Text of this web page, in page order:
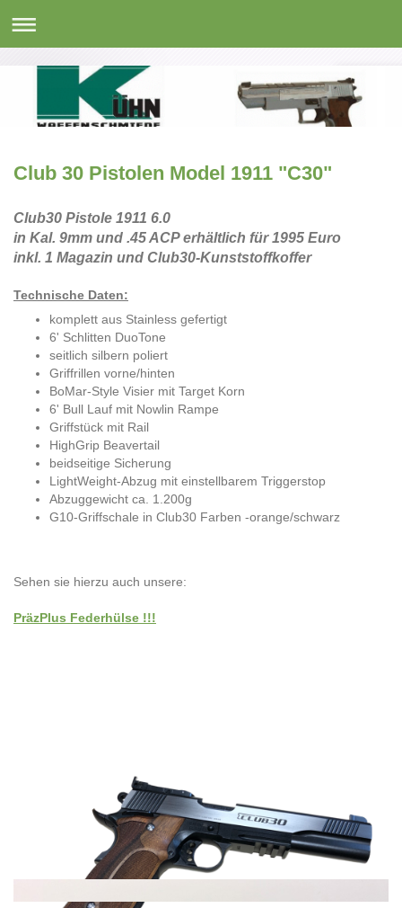
Club 30 Pistolen Model 1911 "C30"
Club30 Pistole 1911 6.0
in Kal. 9mm und .45 ACP erhältlich für 1995 Euro
inkl. 1 Magazin und Club30-Kunststoffkoffer
Technische Daten:
komplett aus Stainless gefertigt
6' Schlitten DuoTone
seitlich silbern poliert
Griffrillen vorne/hinten
BoMar-Style Visier mit Target Korn
6' Bull Lauf mit Nowlin Rampe
Griffstück mit Rail
HighGrip Beavertail
beidseitige Sicherung
LightWeight-Abzug mit einstellbarem Triggerstop
Abzuggewicht ca. 1.200g
G10-Griffschale in Club30 Farben -orange/schwarz
Sehen sie hierzu auch unsere:
PräzPlus Federhülse !!!